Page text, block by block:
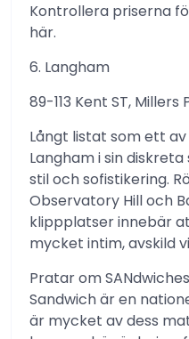
Kontrollera priserna
här.
6. Langham
89-113 Kent ST, Millers
Långt listat som ett
Langham i sin
stil och sofistikering.
Observatory Hill och
klippplatser innebär
mycket intim, avskild
Pratar om
Sandwich är en
är mycket av dess